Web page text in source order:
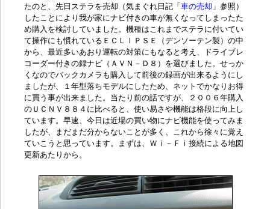
たのと、先日ステラを売却（気まぐれ日記「 車の売却 」参照）
したことにより我が家にナビ付きの車が無くなってしまったた
め購入を検討していました。機種はこれまでステラに付いてい
て操作にも慣れているＥＣＬＩＰＳＥ（デンソーテン製）の中
から、最近多いあおり運転の対策にもなると考え、
ドライブレ
コーダー付きの録ナビ（ＡＶＮ－Ｄ８）を選びました。せっか
くなのでバックカメラも購入して前後の録画が出来るようにし
ましたが、１年型落ちモデルにしたため、ネットでかなりお得
に買う事が出来ました。当たり前の話ですが、２００６年購入
のＵＣＮＶ８８４に比べると、使い易さや機能は格段に向上し
ています。早速、今日は近場の買い物にナビ機能を使ってみま
したが、まだまだ分からないことが多く、これから徐々に覚え
ていこうと思っています。まずは、Ｗｉ－Ｆｉ接続による地図
更新あたりから。